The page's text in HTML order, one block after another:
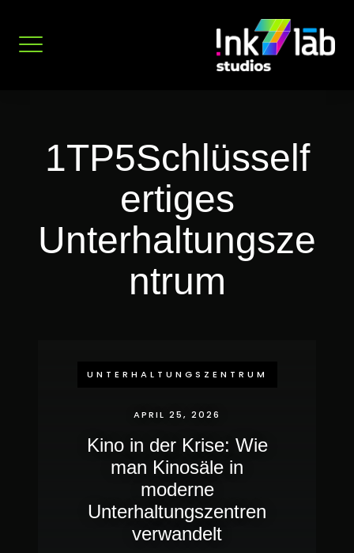
Inhalt
springen
1TP5Schlüsself
ertiges
Unterhaltungsze
ntrum
UNTERHALTUNGSZENTRUM
APRIL 25, 2026
Kino in der Krise: Wie
man Kinosäle in
moderne
Unterhaltungszentren
verwandelt